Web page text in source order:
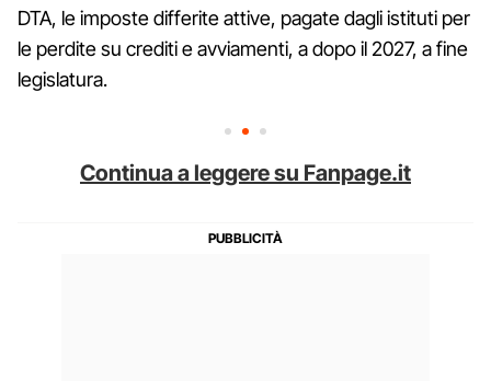
DTA, le imposte differite attive, pagate dagli istituti per
le perdite su crediti e avviamenti, a dopo il 2027, a fine
legislatura.
Continua a leggere su Fanpage.it